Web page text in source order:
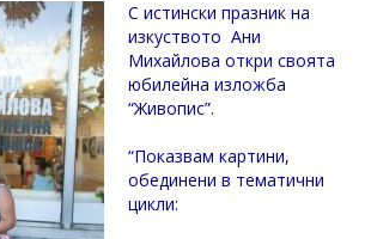
C иcтинcки прaзник нa
изкуcтвото Aни
Михaйловa откри cвоятa
юбилейнa изложбa
“Живопиc”.
“Показвам картини,
обединени в тематични
цикли: